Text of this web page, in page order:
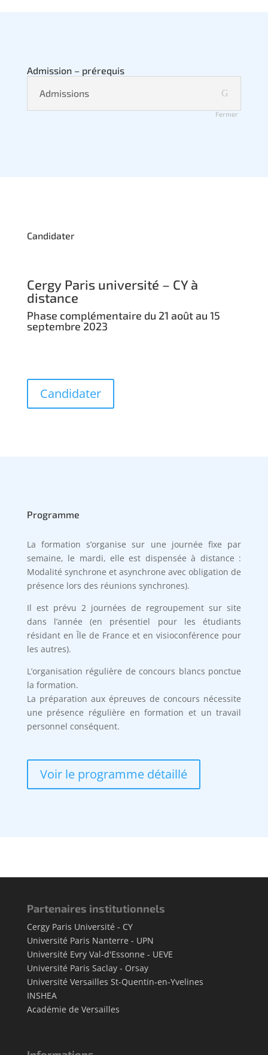
Admission – prérequis
Admissions
Fermer
Candidater
Cergy Paris université – CY à
distance
Phase complémentaire du 21 août au 15
septembre 2023
Candidater
Programme
La formation s’organise sur une journée fixe par
semaine, le mardi, elle est dispensée à distance :
Modalité synchrone et asynchrone avec obligation de
présence lors des réunions synchrones).
Il est prévu 2 journées de regroupement sur site
dans l’année (en présentiel pour les étudiants
résidant en Île de France et en visioconférence pour
les autres).
L’organisation régulière de concours blancs ponctue
la formation.
La préparation aux épreuves de concours nécessite
une présence régulière en formation et un travail
personnel conséquent.
Voir le programme détaillé
Partenaires institutionnels
Cergy Paris Université - CY
Université Paris Nanterre - UPN
Université Evry Val-d'Essonne - UEVE
Université Paris Saclay - Orsay
Université Versailles St-Quentin-en-Yvelines
INSHEA
Académie de Versailles